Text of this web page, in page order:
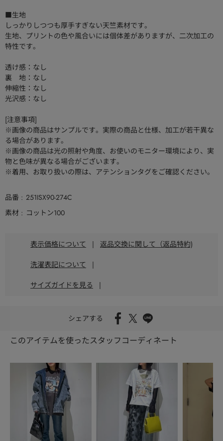
■生地
しっかりしつつも厚手すぎない天竺素材です。
生地、プリントの色や風合いには個体差がありますが、二次加工の
特性です。
透け感：なし
裏 地：なし
伸縮性：なし
光沢感：なし
[注意事項]
※画像の商品はサンプルです。実際の商品と仕様、加工が若干異な
る場合があります。
※画像の商品は光の照射や角度、お使いのモニター環境により、実
物と色味が異なる場合がございます。
※着用、お取り扱いの際は、アテンションタグをご確認ください。
品番
251ISX90-274C
素材
コットン100
表示価格について | 返品交換に関して（返品特約)
洗濯表記について |
サイズガイドを見る |
シェアする
このアイテムを使ったスタッフコーディネート